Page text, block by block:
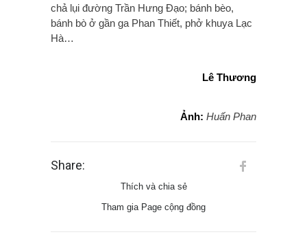
chả lụi đường Trần Hưng Đạo; bánh bèo,
bánh bò ở gần ga Phan Thiết, phở khuya Lạc
Hà…
Lê Thương
Ảnh: Huấn Phan
Share:
Thích và chia sẻ
Tham gia Page cộng đồng